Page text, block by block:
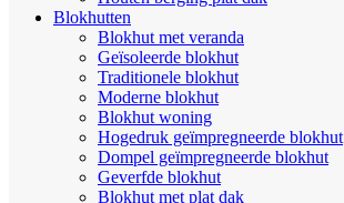
Blokhutten
Blokhut met veranda
Geïsoleerde blokhut
Traditionele blokhut
Moderne blokhut
Blokhut woning
Hogedruk geïmpregneerde blokhut
Dompel geïmpregneerde blokhut
Geverfde blokhut
Blokhut met plat dak